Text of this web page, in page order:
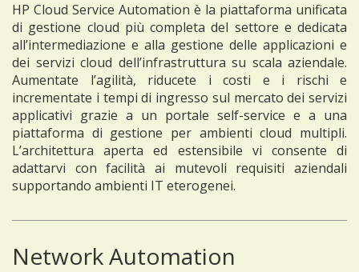
HP Cloud Service Automation è la piattaforma unificata
di gestione cloud più completa del settore e dedicata
all’intermediazione e alla gestione delle applicazioni e
dei servizi cloud dell’infrastruttura su scala aziendale.
Aumentate l’agilità, riducete i costi e i rischi e
incrementate i tempi di ingresso sul mercato dei servizi
applicativi grazie a un portale self-service e a una
piattaforma di gestione per ambienti cloud multipli.
L’architettura aperta ed estensibile vi consente di
adattarvi con facilità ai mutevoli requisiti aziendali
supportando ambienti IT eterogenei.
Network Automation